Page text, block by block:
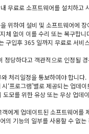
무료로 소프트웨어를 설치하고
위하여 설비 및 소프트웨어에
체 없이 이를 수리 또는 복구합니
구입후 365 일까지 무료로 서비
당하다고 객관적으로 인정될
처리일정을 통보하여야 합니다.
‘프로그램’별로 제공되는 업데
도모를 위한 유상 또는 무상 업데
에게 업데이트된 소프트웨어를
의 기능의 일부를 사용할 수 없는